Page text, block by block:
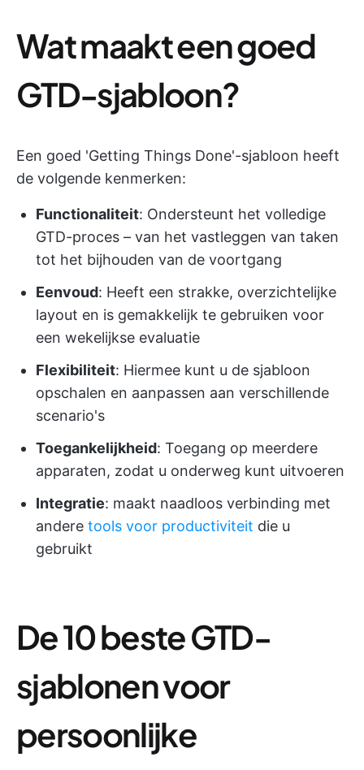
Wat maakt een goed
GTD-sjabloon?
Een goed 'Getting Things Done'-sjabloon heeft
de volgende kenmerken:
Functionaliteit: Ondersteunt het volledige
GTD-proces – van het vastleggen van taken
tot het bijhouden van de voortgang
Eenvoud: Heeft een strakke, overzichtelijke
layout en is gemakkelijk te gebruiken voor
een wekelijkse evaluatie
Flexibiliteit: Hiermee kunt u de sjabloon
opschalen en aanpassen aan verschillende
scenario's
Toegankelijkheid: Toegang op meerdere
apparaten, zodat u onderweg kunt uitvoeren
Integratie: maakt naadloos verbinding met
andere tools voor productiviteit die u
gebruikt
De 10 beste GTD-
sjablonen voor
persoonlijke